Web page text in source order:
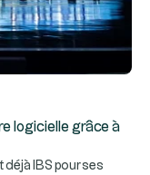
logicielle grâce à
IBS pour ses